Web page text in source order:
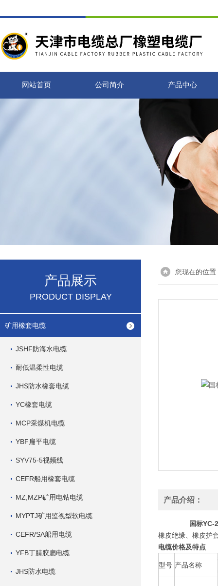
网站首页 公司简介 产品中心
产品展示
PRODUCT DISPLAY
矿用橡套电缆
JSHF防海水电缆
耐低温柔性电缆
JHS防水橡套电缆
YC橡套电缆
MCP采煤机电缆
YBF扁平电缆
SYV75-5视频线
CEFR船用橡套电缆
MZ,MZP矿用电钻电缆
MYPTJ矿用监视型软电缆
CEFR/SA船用电缆
YFB丁腈胶扁电缆
JHS防水电缆
您现在的位置
产品介绍：
国标YC-
橡皮绝缘、橡皮护
电缆价格及特点
型号 产品名称